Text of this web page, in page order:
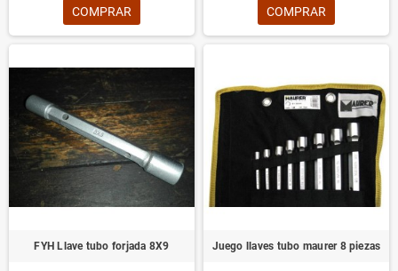
COMPRAR COMPRAR
FYH Llave tubo forjada 8X9 Juego llaves tubo maurer 8 piezas